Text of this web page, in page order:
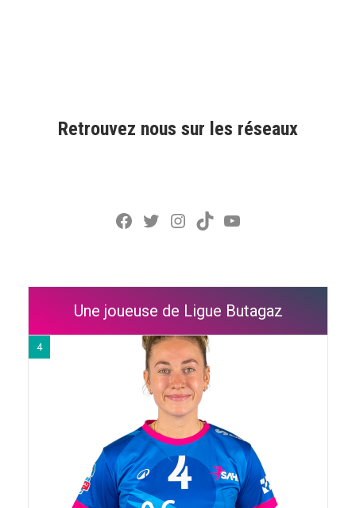
Retrouvez nous sur les réseaux
Facebook
Twitter
Instagram
TikTokYouTube
Une joueuse de Ligue Butagaz
4